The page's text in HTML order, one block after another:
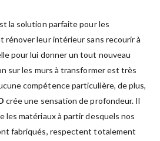
la solution parfaite pour les
rénover leur intérieur sans recourir à
pour lui donner un tout nouveau
sur les murs à transformer est très
compétence particulière, de plus,
crée une sensation de profondeur. Il
les matériaux à partir desquels nos
fabriqués, respectent totalement